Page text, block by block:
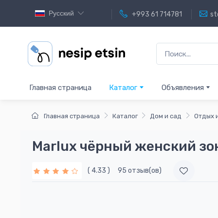
Русский +993 61 714781
Главная страница Каталог Объявления
Главная страница Каталог Дом и сад Отдых
Marlux чёрный женский
( 4.33 ) 95 отзыв(ов)